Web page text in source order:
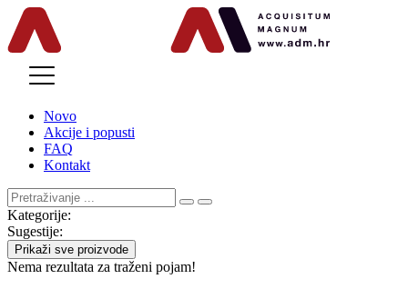
Novo
Akcije i popusti
FAQ
Kontakt
Kategorije:
Sugestije:
Prikaži sve proizvode
Nema rezultata za traženi pojam!